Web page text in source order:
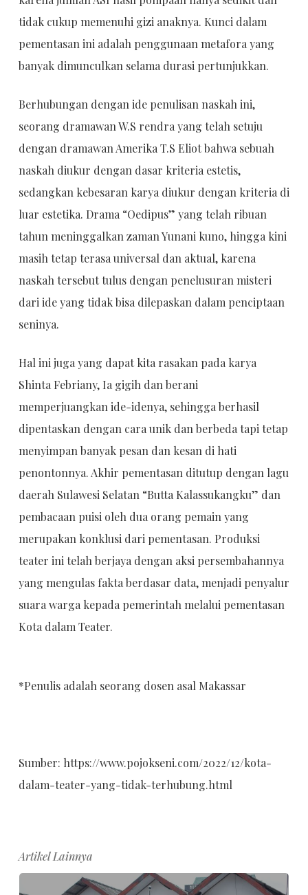
tidak cukup memenuhi gizi anaknya. Kunci dalam
pementasan ini adalah penggunaan metafora yang
banyak dimunculkan selama durasi pertunjukkan.
Berhubungan dengan ide penulisan naskah ini,
seorang dramawan W.S rendra yang telah setuju
dengan dramawan Amerika T.S Eliot bahwa sebuah
naskah diukur dengan dasar kriteria estetis,
sedangkan kebesaran karya diukur dengan kriteria di
luar estetika. Drama “Oedipus” yang telah ribuan
tahun meninggalkan zaman Yunani kuno, hingga kini
masih tetap terasa universal dan aktual, karena
naskah tersebut tulus dengan penelusuran misteri
dari ide yang tidak bisa dilepaskan dalam penciptaan
seninya.
Hal ini juga yang dapat kita rasakan pada karya
Shinta Febriany, Ia gigih dan berani
memperjuangkan ide-idenya, sehingga berhasil
dipentaskan dengan cara unik dan berbeda tapi tetap
menyimpan banyak pesan dan kesan di hati
penontonnya. Akhir pementasan ditutup dengan lagu
daerah Sulawesi Selatan “Butta Kalassukangku” dan
pembacaan puisi oleh dua orang pemain yang
merupakan konklusi dari pementasan. Produksi
teater ini telah berjaya dengan aksi persembahannya
yang mengulas fakta berdasar data, menjadi penyalur
suara warga kepada pemerintah melalui pementasan
Kota dalam Teater.
*Penulis adalah seorang dosen asal Makassar
Sumber: https://www.pojokseni.com/2022/12/kota-
dalam-teater-yang-tidak-terhubung.html
Artikel Lainnya